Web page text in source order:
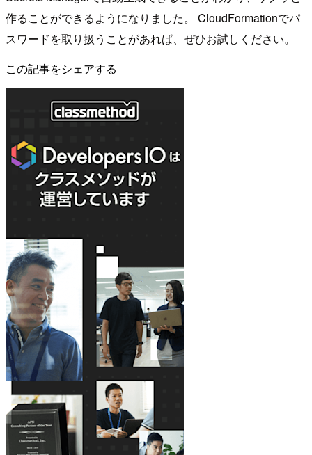
作ることができるようになりました。 CloudFormationでパ
スワードを取り扱うことがあれば、ぜひお試しください。
この記事をシェアする